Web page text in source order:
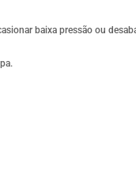
baixa pressão ou